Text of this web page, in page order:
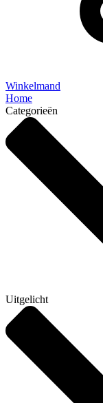
Winkelmand
Home
Categorieën
Uitgelicht